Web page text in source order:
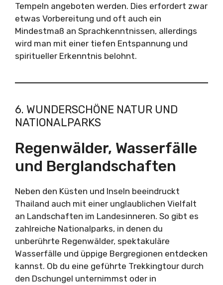
Tempeln angeboten werden. Dies erfordert zwar
etwas Vorbereitung und oft auch ein
Mindestmaß an Sprachkenntnissen, allerdings
wird man mit einer tiefen Entspannung und
spiritueller Erkenntnis belohnt.
6. WUNDERSCHÖNE NATUR UND
NATIONALPARKS
Regenwälder, Wasserfälle
und Berglandschaften
Neben den Küsten und Inseln beeindruckt
Thailand auch mit einer unglaublichen Vielfalt
an Landschaften im Landesinneren. So gibt es
zahlreiche Nationalparks, in denen du
unberührte Regenwälder, spektakuläre
Wasserfälle und üppige Bergregionen entdecken
kannst. Ob du eine geführte Trekkingtour durch
den Dschungel unternimmst oder in